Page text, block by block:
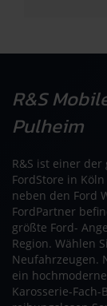
R&S
Pulheim
R&S ist einer
FordStore in
neben den Ford
FordPartner
größte Ford-
Region. Wählen
Neufahrzeugen.
ein
Karosserie-